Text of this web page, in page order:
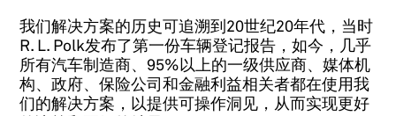
我们解决方案的历史可追溯到20世纪20年代，当时
R. L. Polk发布了第一份车辆登记报告，如今，几乎
所有汽车制造商、95%以上的一级供应商、媒体机
构、政府、保险公司和金融利益相关者都在使用我
们的解决方案，以提供可操作洞见，从而实现更好